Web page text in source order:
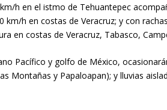
h en el istmo de Tehuantepec
h en costas de Veracruz; y con
en costas de Veracruz, Tabasco,
Pacífico y golfo de México,
Montañas y Papaloapan); y lluvias